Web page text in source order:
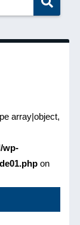
array|object,
wp-
on